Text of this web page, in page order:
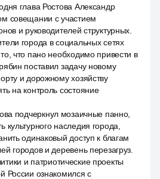
глава Ростова Александр
совещании с участием
и руководителей структурных.
города в социальных сетях
что пано необходимо привести в
поставил задачу новому
и дорожному хозяйству
на контроль состояние
подчеркнул мозаичные панно,
культурного наследия города,
одинаковый доступ к благам
городов и деревень перезагруз.
и патриотические проекты
России ознакомился с